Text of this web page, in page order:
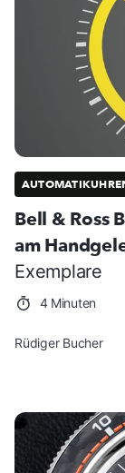
Bell & Ross
am
Exemplare
4 Minuten
Rüdiger Bucher